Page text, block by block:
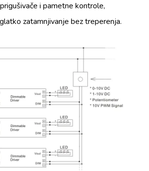
i pametne kontrole,
zatamnjivanje bez treperenja.